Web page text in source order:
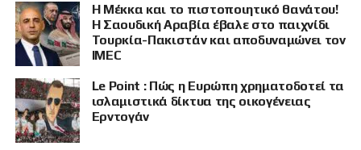
Η Μέκκα και το πιστοποιητικό θανάτου!
Η Σαουδική Αραβία έβαλε στο παιχνίδι
Τουρκία-Πακιστάν και αποδυναμώνει τον
IMEC
Le Point : Πώς η Ευρώπη χρηματοδοτεί τα
ισλαμιστικά δίκτυα της οικογένειας
Ερντογάν